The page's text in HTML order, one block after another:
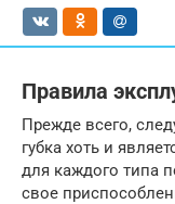
Правила
Прежде всего,
губка хоть и
для каждого типа
свое